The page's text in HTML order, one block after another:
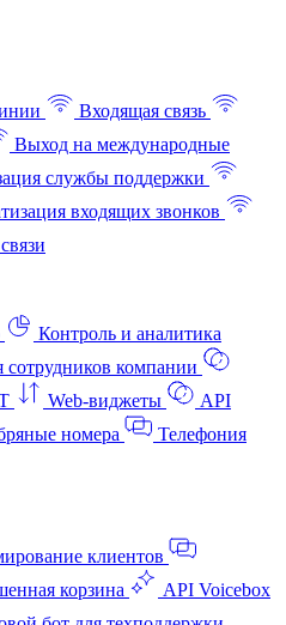
Входящая связь
Выход на международные
службы поддержки
входящих звонков
Контроль и аналитика
сотрудников компании
Web-виджеты
API
номера Телефония
клиентов
корзина
API Voicebox